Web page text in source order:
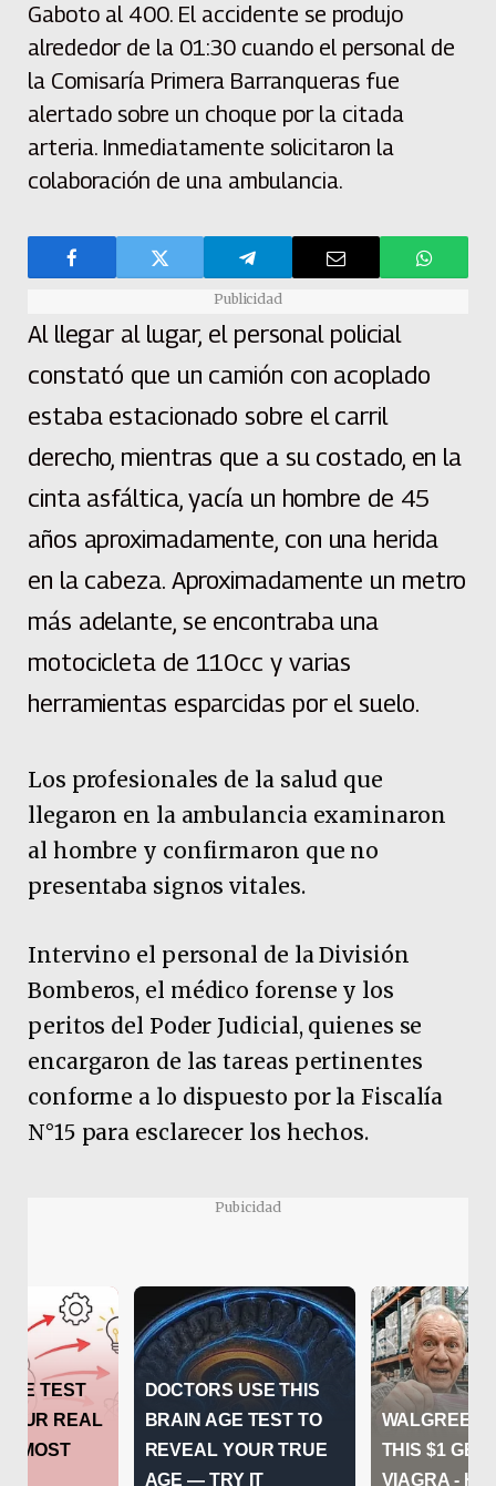
Gaboto al 400. El accidente se produjo
alrededor de la 01:30 cuando el personal de
la Comisaría Primera Barranqueras fue
alertado sobre un choque por la citada
arteria. Inmediatamente solicitaron la
colaboración de una ambulancia.
Publicidad
Al llegar al lugar, el personal policial
constató que un camión con acoplado
estaba estacionado sobre el carril
derecho, mientras que a su costado, en la
cinta asfáltica, yacía un hombre de 45
años aproximadamente, con una herida
en la cabeza. Aproximadamente un metro
más adelante, se encontraba una
motocicleta de 110cc y varias
herramientas esparcidas por el suelo.
Los profesionales de la salud que
llegaron en la ambulancia examinaron
al hombre y confirmaron que no
presentaba signos vitales.
Intervino el personal de la División
Bomberos, el médico forense y los
peritos del Poder Judicial, quienes se
encargaron de las tareas pertinentes
conforme a lo dispuesto por la Fiscalía
N°15 para esclarecer los hechos.
Pubicidad